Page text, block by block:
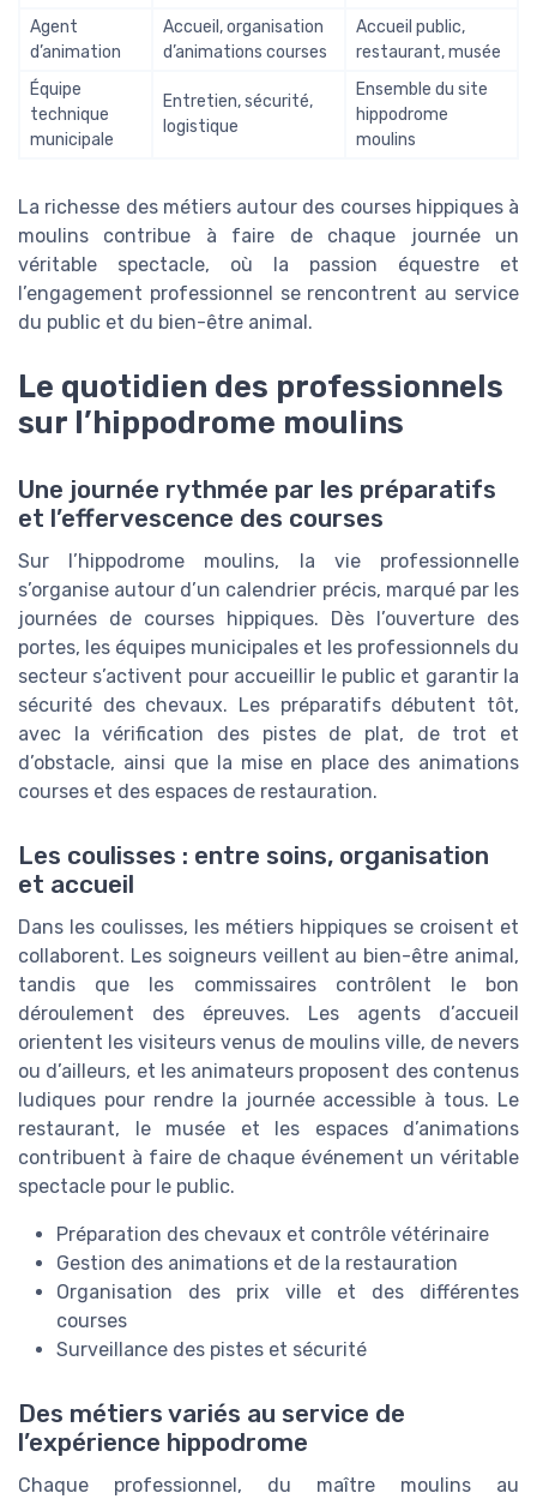
Agent
d’animation
Accueil, organisation
d’animations courses
Accueil public,
restaurant, musée
Équipe
technique
municipale
Entretien, sécurité,
logistique
Ensemble du site
hippodrome
moulins
La richesse des métiers autour des courses hippiques à
moulins contribue à faire de chaque journée un
véritable spectacle, où la passion équestre et
l’engagement professionnel se rencontrent au service
du public et du bien-être animal.
Le quotidien des professionnels
sur l’hippodrome moulins
Une journée rythmée par les préparatifs
et l’effervescence des courses
Sur l’hippodrome moulins, la vie professionnelle
s’organise autour d’un calendrier précis, marqué par les
journées de courses hippiques. Dès l’ouverture des
portes, les équipes municipales et les professionnels du
secteur s’activent pour accueillir le public et garantir la
sécurité des chevaux. Les préparatifs débutent tôt,
avec la vérification des pistes de plat, de trot et
d’obstacle, ainsi que la mise en place des animations
courses et des espaces de restauration.
Les coulisses : entre soins, organisation
et accueil
Dans les coulisses, les métiers hippiques se croisent et
collaborent. Les soigneurs veillent au bien-être animal,
tandis que les commissaires contrôlent le bon
déroulement des épreuves. Les agents d’accueil
orientent les visiteurs venus de moulins ville, de nevers
ou d’ailleurs, et les animateurs proposent des contenus
ludiques pour rendre la journée accessible à tous. Le
restaurant, le musée et les espaces d’animations
contribuent à faire de chaque événement un véritable
spectacle pour le public.
Préparation des chevaux et contrôle vétérinaire
Gestion des animations et de la restauration
Organisation des prix ville et des différentes
courses
Surveillance des pistes et sécurité
Des métiers variés au service de
l’expérience hippodrome
Chaque professionnel, du maître moulins au